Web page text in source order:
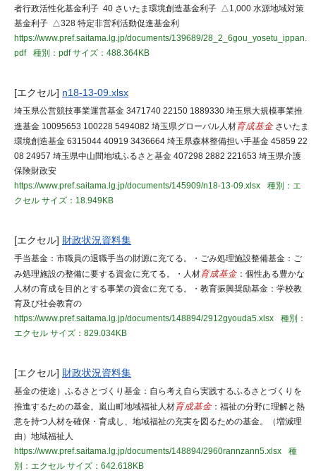
者行政活性化基金利子 40 さいたま環境創造基金利子 △1,000 水源地域対策
基金利子 △328 特定非営利活動促進基金利
https://www.pref.saitama.lg.jp/documents/139689/28_2_6gou_yosetu_ippan.
pdf
種別：pdfサイズ：488.364KB
[エクセル] n18-13-09.xlsx
埼玉県公営競技事業運営基金 3471740 22150 1889330 埼玉県大規模事業推
進基金 10095653 100228 5494082 埼玉県グローバル人材育成基金 さいたま
環境創造基金 6315044 40919 3436664 埼玉県森林整備担い手基金 45859 22
08 24957 埼玉県中山間地域ふるさと基金 407298 2882 221653 埼玉県介護
保険財政安
https://www.pref.saitama.lg.jp/documents/145909/n18-13-09.xlsx
種別：エ
クセル サイズ：18.949KB
[エクセル] 財政状況資料集
手当基金：市職員の退職手当の財源に充てる。・ごみ処理施設整備基金：ご
み処理施設の整備に要する資金に充てる。・人材育成基金 ：個性ある豊かな
人材の育成を目的とする事業の資金に充てる。・教育振興奨励基金：学校教
育及び社会教育の
https://www.pref.saitama.lg.jp/documents/148894/2912gyouda5.xlsx
種別：
エクセル サイズ：829.034KB
[エクセル] 財政状況資料集
基金の使途）ふるさとづくり基金：自ら考え自ら実践するふるさとづくりを
推進するための基金。嵐山町地域福祉人材育成基金 ：福祉の分野に理解と熱
意を持つ人材を確保・育成し、地域福祉の充実を図るための基金。（増減理
由）地域福祉人
https://www.pref.saitama.lg.jp/documents/148894/2960rannzann5.xlsx
種
別：エクセル サイズ：642.618KB